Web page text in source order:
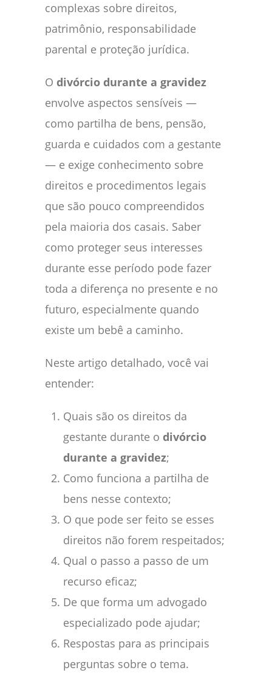
complexas sobre direitos,
patrimônio, responsabilidade
parental e proteção jurídica.
O divórcio durante a gravidez
envolve aspectos sensíveis —
como partilha de bens, pensão,
guarda e cuidados com a gestante
— e exige conhecimento sobre
direitos e procedimentos legais
que são pouco compreendidos
pela maioria dos casais. Saber
como proteger seus interesses
durante esse período pode fazer
toda a diferença no presente e no
futuro, especialmente quando
existe um bebê a caminho.
Neste artigo detalhado, você vai
entender:
Quais são os direitos da
gestante durante o divórcio
durante a gravidez;
Como funciona a partilha de
bens nesse contexto;
O que pode ser feito se esses
direitos não forem respeitados;
Qual o passo a passo de um
recurso eficaz;
De que forma um advogado
especializado pode ajudar;
Respostas para as principais
perguntas sobre o tema.